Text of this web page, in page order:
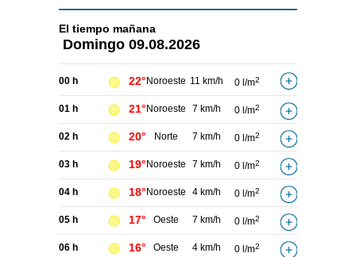
El tiempo mañana
Domingo 09.08.2026
00 h 22° Noroeste 11 km/h 0 l/m2
01 h 21° Noroeste 7 km/h 0 l/m2
02 h 20° Norte 7 km/h 0 l/m2
03 h 19° Noroeste 7 km/h 0 l/m2
04 h 18° Noroeste 4 km/h 0 l/m2
05 h 17° Oeste 7 km/h 0 l/m2
06 h 16° Oeste 4 km/h 0 l/m2